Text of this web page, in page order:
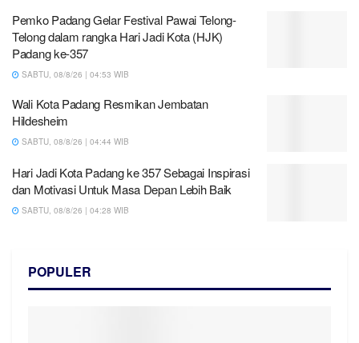
Pemko Padang Gelar Festival Pawai Telong-
Telong dalam rangka Hari Jadi Kota (HJK)
Padang ke-357
SABTU, 08/8/26 | 04:53 WIB
Wali Kota Padang Resmikan Jembatan
Hildesheim
SABTU, 08/8/26 | 04:44 WIB
Hari Jadi Kota Padang ke 357 Sebagai Inspirasi
dan Motivasi Untuk Masa Depan Lebih Baik
SABTU, 08/8/26 | 04:28 WIB
POPULER